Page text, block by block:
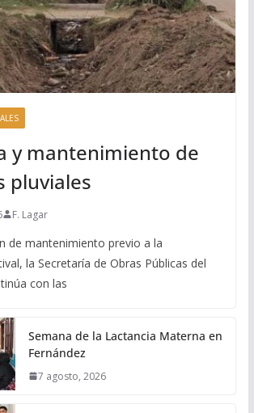
y mantenimiento de
pluviales
F. Lagar
de mantenimiento previo a la
la Secretaría de Obras Públicas del
con las
Semana de la Lactancia Materna en
Fernández
7 agosto, 2026